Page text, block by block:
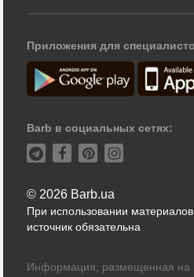
Приложения для
Barb в социальных сетях:
© 2026 Barb.ua
При использовании
источник обязательна
Информация, размещенная на